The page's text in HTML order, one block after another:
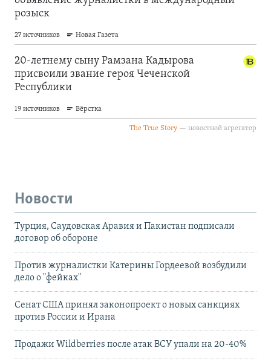
Новости
Турция, Саудовская Аравия и Пакистан подписали
договор об обороне
Против журналистки Катерины Гордеевой возбудили
дело о "фейках"
Сенат США принял законопроект о новых санкциях
против России и Ирана
Продажи Wildberries после атак ВСУ упали на 20-40%